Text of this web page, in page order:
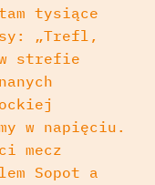
tysiące
„Trefl,
strefie
w napięciu.
mecz
Sopot a